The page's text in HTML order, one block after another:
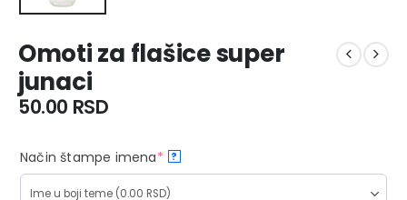
Omoti za flašice super
junaci
50.00 RSD
Način štampe imena* ?